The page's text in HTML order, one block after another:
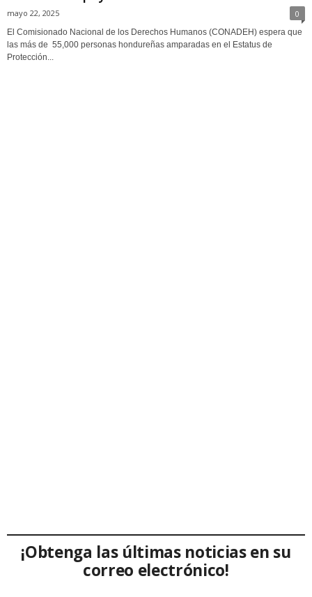
mayo 22, 2025 0
El Comisionado Nacional de los Derechos Humanos (CONADEH) espera que
las más de 55,000 personas hondureñas amparadas en el Estatus de
Protección...
¡Obtenga las últimas noticias en su
correo electrónico!